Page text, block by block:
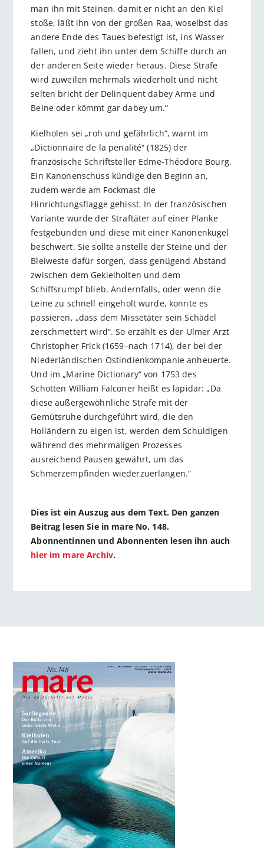
man ihn mit Steinen, damit er nicht an den Kiel
stoße, läßt ihn von der großen Raa, woselbst das
andere Ende des Taues befestigt ist, ins Wasser
fallen, und zieht ihn unter dem Schiffe durch an
der anderen Seite wieder heraus. Diese Strafe
wird zuweilen mehrmals wiederholt und nicht
selten bricht der Delinquent dabey Arme und
Beine oder kömmt gar dabey um.“
Kielholen sei „roh und gefährlich“, warnt im
„Dictionnaire de la penalité“ (1825) der
französische Schriftsteller Edme-Théodore Bourg.
Ein Kanonenschuss kündige den Beginn an,
zudem werde am Fockmast die
Hinrichtungsflagge gehisst. In der französischen
Variante wurde der Straftäter auf einer Planke
festgebunden und diese mit einer Kanonenkugel
beschwert. Sie sollte anstelle der Steine und der
Bleiweste dafür sorgen, dass genügend Abstand
zwischen dem Gekielholten und dem
Schiffsrumpf blieb. Andernfalls, oder wenn die
Leine zu schnell eingeholt wurde, konnte es
passieren, „dass dem Missetäter sein Schädel
zerschmettert wird“. So erzählt es der Ulmer Arzt
Christopher Frick (1659–nach 1714), der bei der
Niederländischen Ostindienkompanie anheuerte.
Und im „Marine Dictionary“ von 1753 des
Schotten William Falconer heißt es lapidar: „Da
diese außergewöhnliche Strafe mit der
Gemütsruhe durchgeführt wird, die den
Holländern zu eigen ist, werden dem Schuldigen
während des mehrmaligen Prozesses
ausreichend Pausen gewährt, um das
Schmerzempfinden wiederzuerlangen.“
Dies ist ein Auszug aus dem Text. Den ganzen
Beitrag lesen Sie in mare No. 148.
Abonnentinnen und Abonnenten lesen ihn auch
hier im mare Archiv.